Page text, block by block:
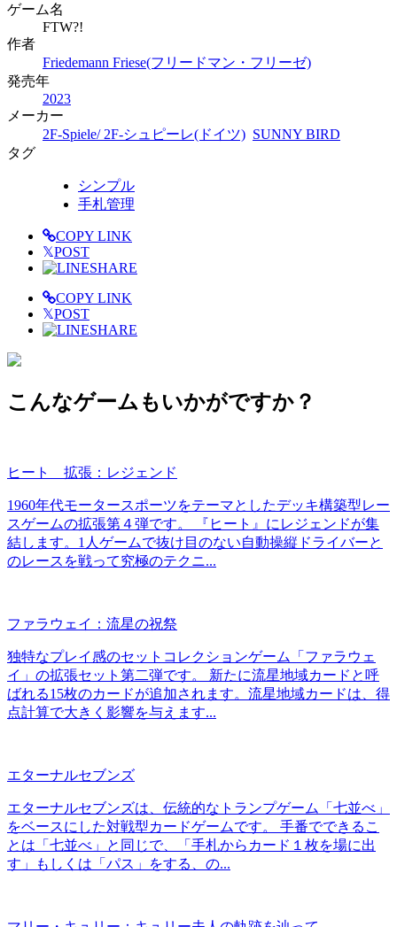
ゲーム名
FTW?!
作者
Friedemann Friese(フリードマン・フリーゼ)
発売年
2023
メーカー
2F-Spiele/ 2F-シュピーレ(ドイツ) SUNNY BIRD
タグ
シンプル
手札管理
COPY LINK
𝕏POST
SHARE
COPY LINK
𝕏POST
SHARE
こんなゲームもいかがですか？
ヒート 拡張：レジェンド
1960年代モータースポーツをテーマとしたデッキ構築型レー
スゲームの拡張第４弾です。 『ヒート』にレジェンドが集
結します。1人ゲームで抜け目のない自動操縦ドライバーと
のレースを戦って究極のテクニ...
ファラウェイ：流星の祝祭
独特なプレイ感のセットコレクションゲーム「ファラウェ
イ」の拡張セット第二弾です。 新たに流星地域カードと呼
ばれる15枚のカードが追加されます。流星地域カードは、得
点計算で大きく影響を与えます...
エターナルセブンズ
エターナルセブンズは、伝統的なトランプゲーム「七並べ」
をベースにした対戦型カードゲームです。 手番でできるこ
とは「七並べ」と同じで、「手札からカード１枚を場に出
す」もしくは「パス」をする、の...